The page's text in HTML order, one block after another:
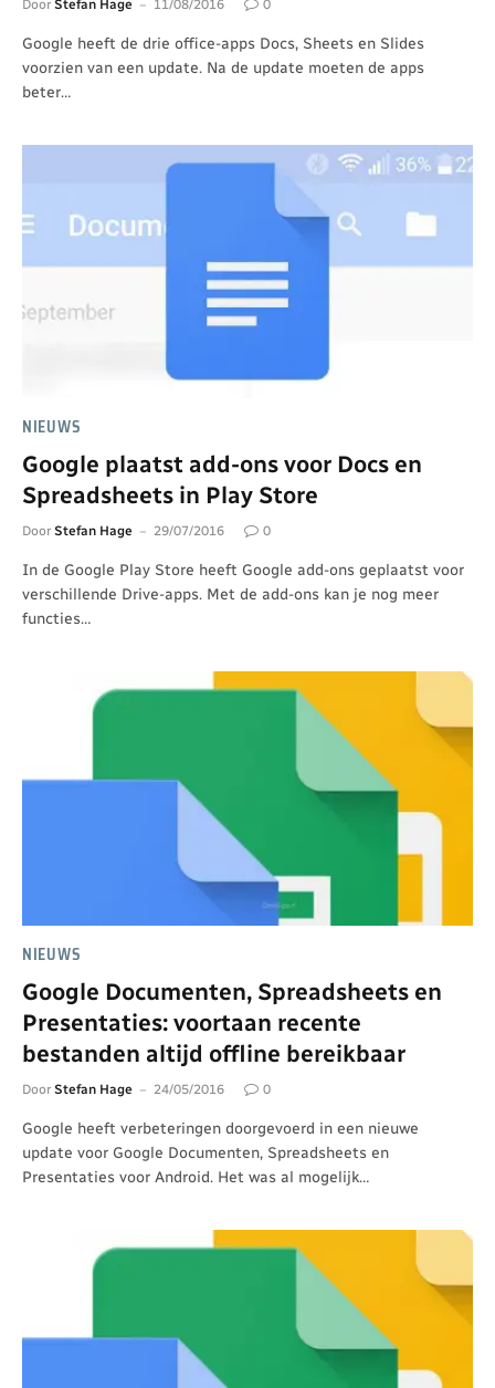
Door Stefan Hage 11/08/2016 0
Google heeft de drie office-apps Docs, Sheets en Slides
voorzien van een update. Na de update moeten de apps
beter…
NIEUWS
Google plaatst add-ons voor Docs en
Spreadsheets in Play Store
Door Stefan Hage 29/07/2016 0
In de Google Play Store heeft Google add-ons geplaatst voor
verschillende Drive-apps. Met de add-ons kan je nog meer
functies…
NIEUWS
Google Documenten, Spreadsheets en
Presentaties: voortaan recente
bestanden altijd offline bereikbaar
Door Stefan Hage 24/05/2016 0
Google heeft verbeteringen doorgevoerd in een nieuwe
update voor Google Documenten, Spreadsheets en
Presentaties voor Android. Het was al mogelijk…